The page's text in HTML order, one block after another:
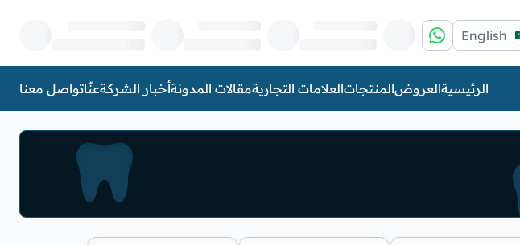
English
الرئيسيةالعروضالمنتجاتالعلامات التجاريةمقالات المدونةأخبار الشركةعنّاتواصل معنا